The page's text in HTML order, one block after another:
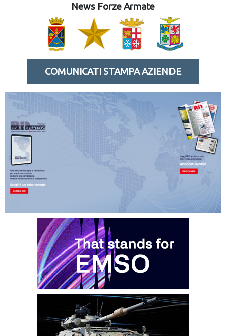
News Forze Armate
COMUNICATI STAMPA AZIENDE